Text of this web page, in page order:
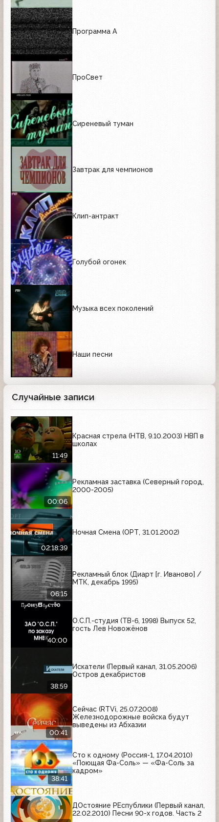
Программа А
ПроСвет
Сиреневый туман
Завтрак для чемпионов
Клип-антракт
Голубой огонек
Музыка всех поколений
Наши песни
Случайные записи
11:49
Красная стрела (НТВ, 9.10.2003) НВП в
школах
00:06
Рекламная заставка (Северный город,
2000-2005)
02:18:39
Ночная Смена (ОРТ, 31.01.2002)
06:15
Рекламный блок (Диарт [г. Иваново] /
МТК, декабрь 1995)
40:00
О.С.П.-студия (ТВ-6, 1998) Выпуск 52,
гость Лев Новожёнов
38:59
Искатели (Первый канал, 31.05.2006)
Остров декабристов
00:41
Сейчас (RTVi, 25.07.2008)
Железнодорожные войска будут
выведены из Абхазии
38:41
Сто к одному (Россия-1, 17.04.2010)
«Поющая Фа-Соль» — «Фа-Соль за
кадром»
ДОстояние РЕспублики (Первый канал,
22.02.2010) Песни 90-х годов. Часть 2